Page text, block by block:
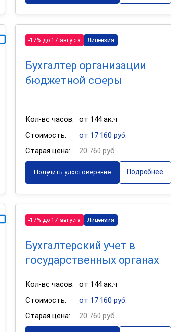
-17% до 17 августа Лицензия
Бухгалтер организации
бюджетной сферы
Кол-во часов:
от 144 ак.ч
Стоимость:
от 17 160 руб.
Старая цена:
20 760 руб.
Получить удостоверение Подробнее
-17% до 17 августа Лицензия
Бухгалтерский учет в
государственных органах
Кол-во часов:
от 144 ак.ч
Стоимость:
от 17 160 руб.
Старая цена:
20 760 руб.